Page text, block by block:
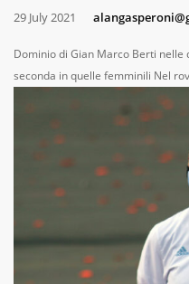
29 July 2021
Dominio di Gian Marco Berti
seconda in quelle femminili Nel